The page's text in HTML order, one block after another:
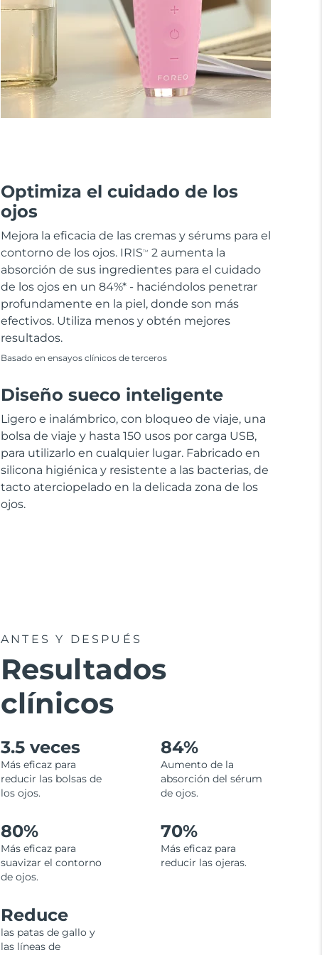
Optimiza el cuidado de los
ojos
Mejora la eficacia de las cremas y sérums para el
contorno de los ojos. IRISTM
2 aumenta la
absorción de sus ingredientes para el cuidado
de los ojos en un 84%* - haciéndolos penetrar
profundamente en la piel, donde son más
efectivos. Utiliza menos y obtén mejores
resultados.
Basado en ensayos clínicos de terceros
Diseño sueco inteligente
Ligero e inalámbrico, con bloqueo de viaje, una
bolsa de viaje y hasta 150 usos por carga USB,
para utilizarlo en cualquier lugar. Fabricado en
silicona higiénica y resistente a las bacterias, de
tacto aterciopelado en la delicada zona de los
ojos.
ANTES Y DESPUÉS
Resultados
clínicos
3.5 veces
Más eficaz para
reducir las bolsas de
los ojos.
84%
Aumento de la
absorción del sérum
de ojos.
80%
Más eficaz para
suavizar el contorno
de ojos.
70%
Más eficaz para
reducir las ojeras.
Reduce
las patas de gallo y
las líneas de